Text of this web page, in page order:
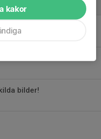
bilder!
kakor